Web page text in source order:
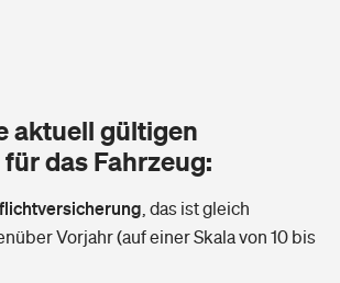
Jetzt Versicherer finden
aktuell gültigen
das Fahrzeug:
das ist gleich
Vorjahr (auf einer Skala von 10 bis